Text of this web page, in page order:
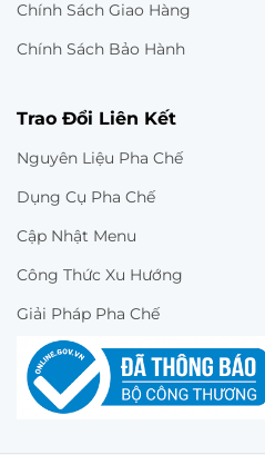
Chính Sách Giao Hàng
Chính Sách Bảo Hành
Trao Đổi Liên Kết
Nguyên Liệu Pha Chế
Dụng Cụ Pha Chế
Cập Nhật Menu
Công Thức Xu Hướng
Giải Pháp Pha Chế